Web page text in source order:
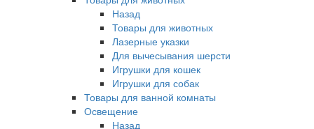
Назад
Товары для животных
Лазерные указки
Для вычесывания шерсти
Игрушки для кошек
Игрушки для собак
Товары для ванной комнаты
Освещение
Назад